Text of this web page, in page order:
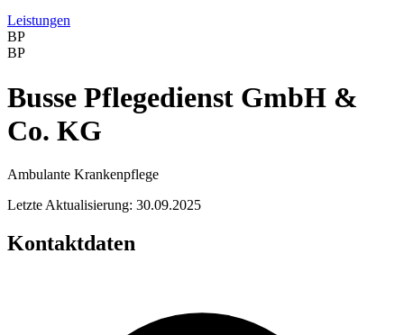
Leistungen
BP
BP
Busse Pflegedienst GmbH &
Co. KG
Ambulante Krankenpflege
Letzte Aktualisierung: 30.09.2025
Kontaktdaten